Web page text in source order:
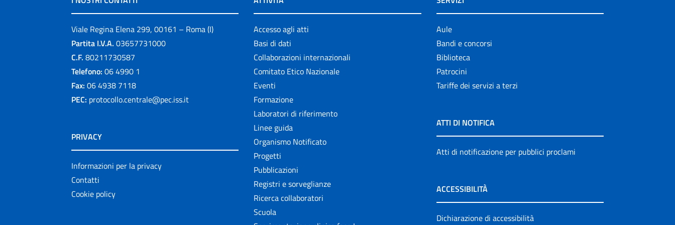
Viale Regina Elena 299, 00161 – Roma (I)
Partita I.V.A. 03657731000
C.F. 80211730587
Telefono: 06 4990 1
Fax: 06 4938 7118
PEC: protocollo.centrale@pec.iss.it
PRIVACY
Informazioni per la privacy
Contatti
Cookie policy
Accesso agli atti
Basi di dati
Collaborazioni internazionali
Comitato Etico Nazionale
Eventi
Formazione
Laboratori di riferimento
Linee guida
Organismo Notificato
Progetti
Pubblicazioni
Registri e sorveglianze
Ricerca collaboratori
Scuola
Aule
Bandi e concorsi
Biblioteca
Patrocini
Tariffe dei servizi a terzi
ATTI DI NOTIFICA
Atti di notificazione per pubblici proclami
ACCESSIBILITÀ
Dichiarazione di accessibilità